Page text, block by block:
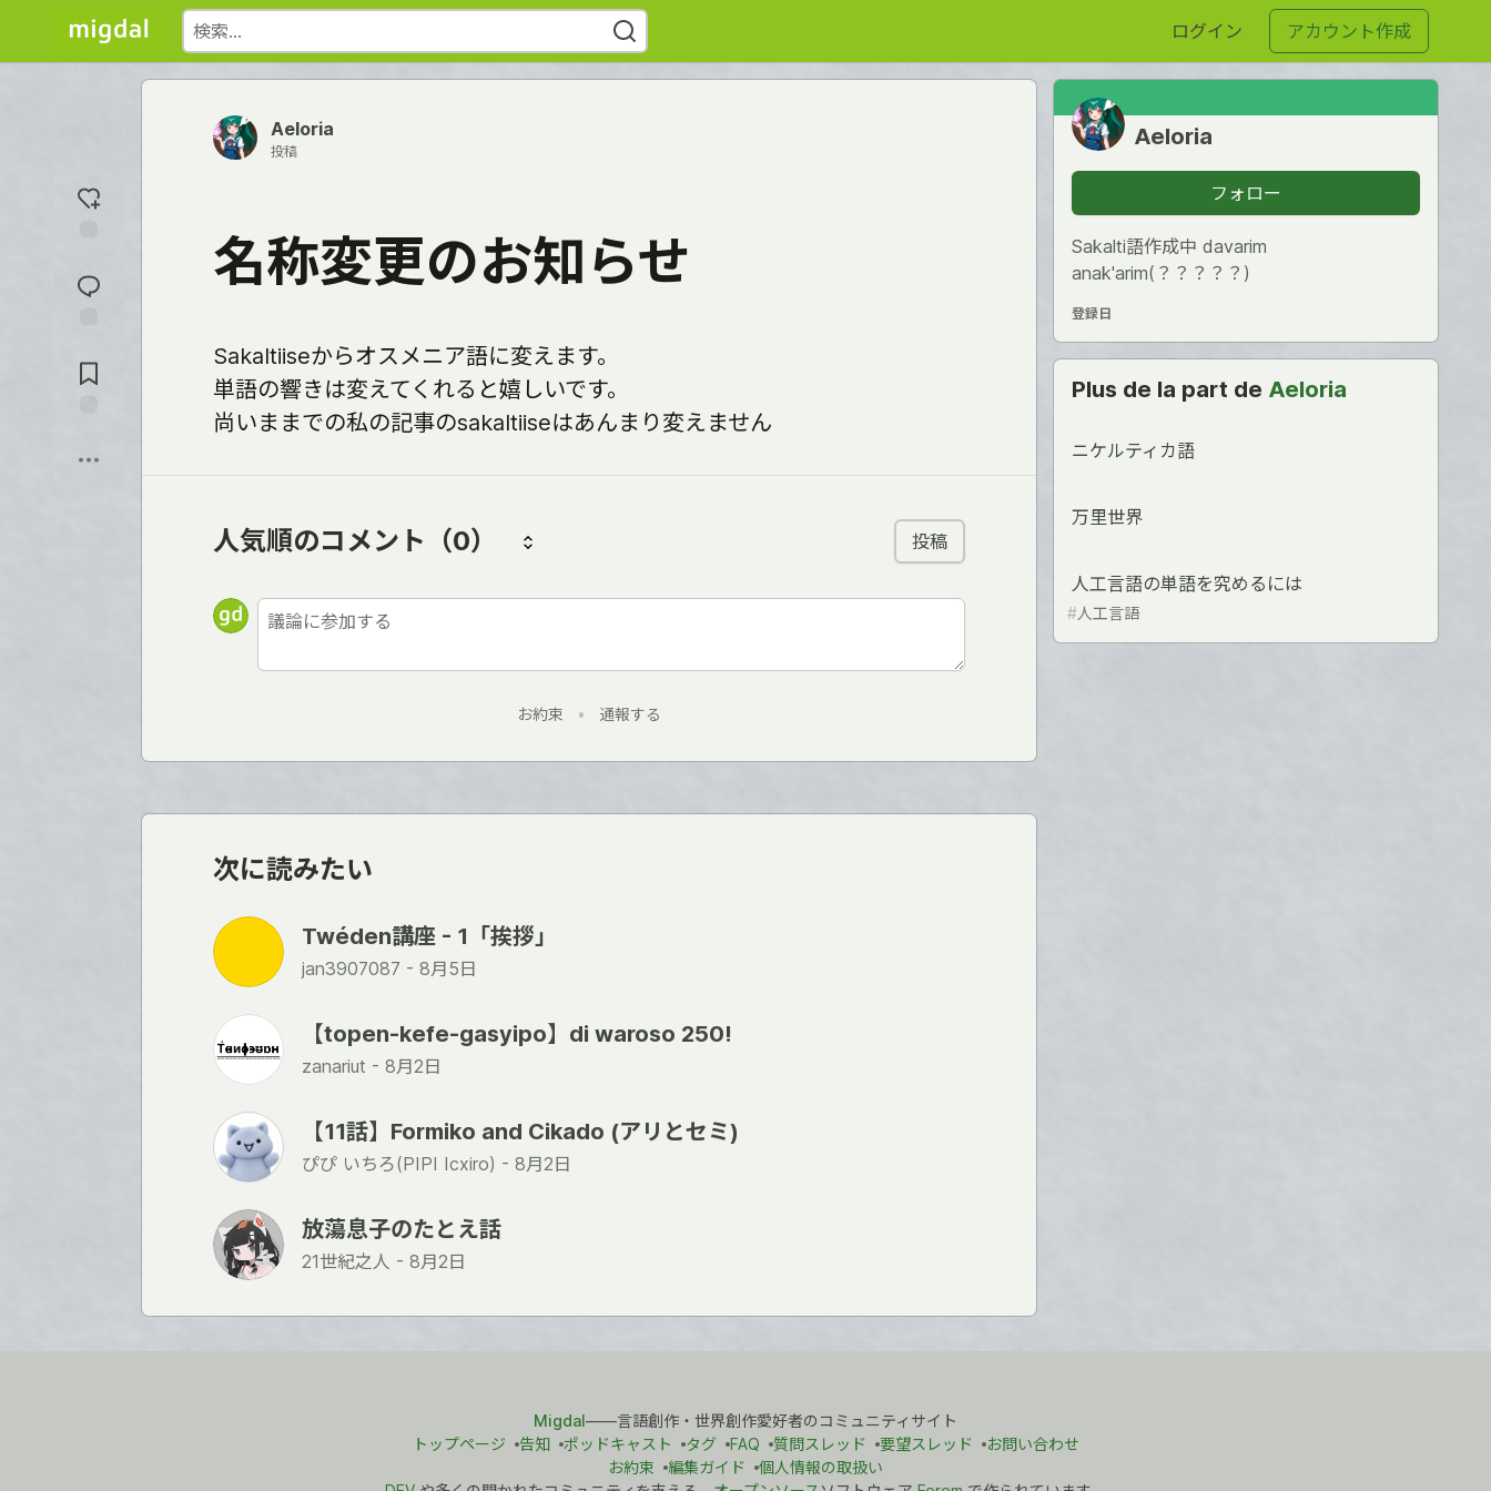
ログイン アカウント作成
応
を
メ
ン
ぶ
Aeloria
投稿
名称変更のお知らせ
Sakaltiiseからオスメニア語に変えます。
単語の響きは変えてくれると嬉しいです。
尚いままでの私の記事のsakaltiiseはあんまり変えません
人気順のコメント （0） 投稿
お約束 • 通報する
次に読みたい
Twéden講座 - 1「挨拶」
jan3907087 - 8月5日
【topen-kefe-gasyipo】di waroso 250!
zanariut - 8月2日
【11話】Formiko and Cikado (アリとセミ)
ぴぴ いちろ(PIPI Icxiro) - 8月2日
放蕩息子のたとえ話
21世紀之人 - 8月2日
Aeloria
フォロー
Sakalti語作成中 davarim
anak'arim(？？？？？)
登録日
Plus de la part de Aeloria
ニケルティカ語
万里世界
人工言語の単語を究めるには
#人工言語
Migdal――言語創作・世界創作愛好者のコミュニティサイト
トップページ
告知 ポッドキャスト タグ FAQ 質問スレッド 要望スレッド
お問い合わせ
お約束
編集ガイド
個人情報の取扱い